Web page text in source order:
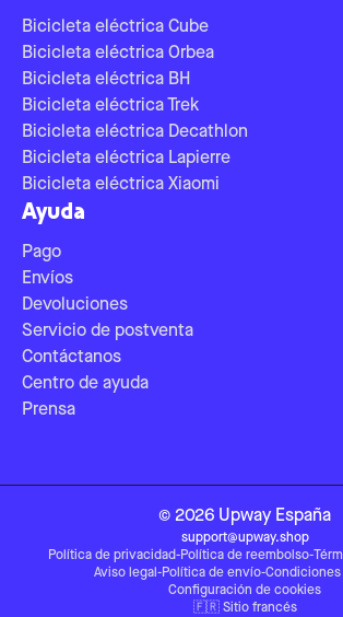
Bicicleta eléctrica Cube
Bicicleta eléctrica Orbea
Bicicleta eléctrica BH
Bicicleta eléctrica Trek
Bicicleta eléctrica Decathlon
Bicicleta eléctrica Lapierre
Bicicleta eléctrica Xiaomi
Ayuda
Pago
Envíos
Devoluciones
Servicio de postventa
Contáctanos
Centro de ayuda
Prensa
© 2026 Upway España
support@upway.shop
Política de privacidad-Política de reembolso-
Aviso legal -Política de envío-Condiciones
Configuración de cookies
🇫🇷 Sitio francés